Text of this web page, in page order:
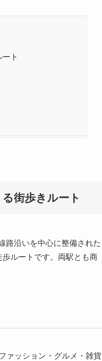
ト
街歩きルート
路沿いを中心に整備された
ルートです。両駅とも商
ァッション・グルメ・雑貨